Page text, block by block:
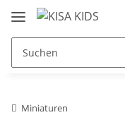
Miniaturen